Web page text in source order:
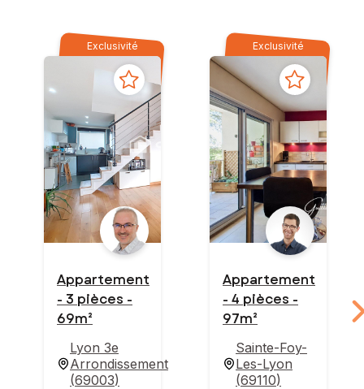
Exclusivité
Appartement
- 3 pièces -
69m²
Lyon 3e
Arrondissement
(69003)
Exclusivité
Appartement
- 4 pièces -
97m²
Sainte-Foy-
Les-Lyon
(69110)